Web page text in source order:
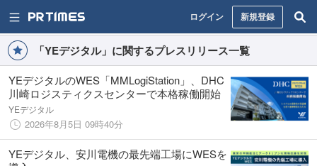
ログイン 新規登録
「YEデジタル」に関するプレスリリース一覧
YEデジタルのWES「MMLogiStation」、DHC
川崎ロジスティクスセンターで本格稼働開始
YEデジタル
2026年8月5日 09時40分
YEデジタル、安川電機の最先端工場にWESを